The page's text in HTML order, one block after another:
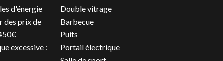
d'énergie
des prix de
excessive :
Double vitrage
Barbecue
Puits
Portail électrique